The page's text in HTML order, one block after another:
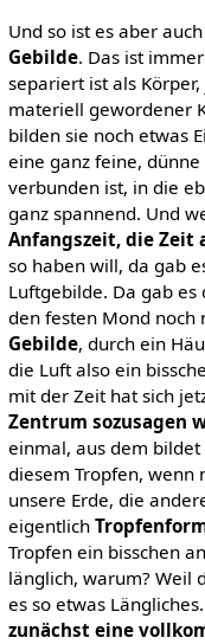
Und so ist es aber
Gebilde. Das ist
separiert ist als
materiell gewordener
bilden sie noch etwas
eine ganz feine,
verbunden ist, in die
ganz spannend. Und
Anfangszeit, die Zeit
so haben will, da gab
Luftgebilde. Da gab es
den festen Mond noch
Gebilde, durch ein
die Luft also ein
mit der Zeit hat sich
Zentrum sozusagen
einmal, aus dem
diesem Tropfen, wenn
unsere Erde, die
eigentlich
Tropfen ein bisschen
länglich, warum? Weil
es so etwas Längliches.
zunächst eine